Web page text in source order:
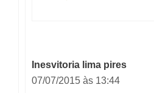
Inesvitoria lima pires
07/07/2015 às 13:44